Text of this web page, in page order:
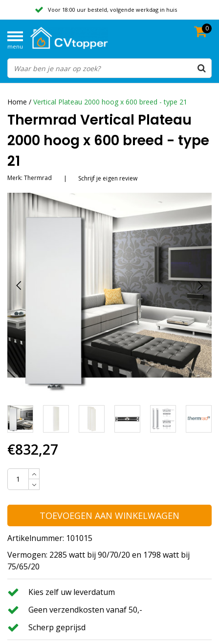
Voor 18:00 uur besteld, volgende werkdag in huis
Beoordeeld met een 9,8
menu
0
Home / Vertical Plateau 2000 hoog x 600 breed - type 21
Thermrad Vertical Plateau
2000 hoog x 600 breed - type
21
Merk: Thermrad | Schrijf je eigen review
€832,27
TOEVOEGEN AAN WINKELWAGEN
Artikelnummer: 101015
Vermogen: 2285 watt bij 90/70/20 en 1798 watt bij
75/65/20
Kies zelf uw leverdatum
Geen verzendkosten vanaf 50,-
Scherp geprijsd